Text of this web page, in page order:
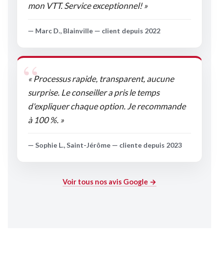
mon VTT. Service exceptionnel! »
— Marc D., Blainville — client depuis 2022
« Processus rapide, transparent, aucune
surprise. Le conseiller a pris le temps
d'expliquer chaque option. Je recommande
à 100 %. »
— Sophie L., Saint-Jérôme — cliente depuis 2023
Voir tous nos avis Google →